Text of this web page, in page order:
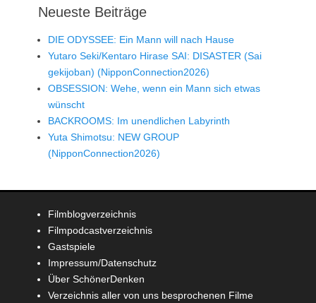
Neueste Beiträge
DIE ODYSSEE: Ein Mann will nach Hause
Yutaro Seki/Kentaro Hirase SAI: DISASTER (Sai
gekijoban) (NipponConnection2026)
OBSESSION: Wehe, wenn ein Mann sich etwas
wünscht
BACKROOMS: Im unendlichen Labyrinth
Yuta Shimotsu: NEW GROUP
(NipponConnection2026)
Filmblogverzeichnis
Filmpodcastverzeichnis
Gastspiele
Impressum/Datenschutz
Über SchönerDenken
Verzeichnis aller von uns besprochenen Filme